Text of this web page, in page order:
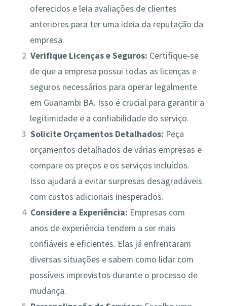
oferecidos e leia avaliações de clientes
anteriores para ter uma ideia da reputação da
empresa.
Verifique Licenças e Seguros: Certifique-se
de que a empresa possui todas as licenças e
seguros necessários para operar legalmente
em Guanambi BA. Isso é crucial para garantir a
legitimidade e a confiabilidade do serviço.
Solicite Orçamentos Detalhados: Peça
orçamentos detalhados de várias empresas e
compare os preços e os serviços incluídos.
Isso ajudará a evitar surpresas desagradáveis
com custos adicionais inesperados.
Considere a Experiência: Empresas com
anos de experiência tendem a ser mais
confiáveis e eficientes. Elas já enfrentaram
diversas situações e sabem como lidar com
possíveis imprevistos durante o processo de
mudança.